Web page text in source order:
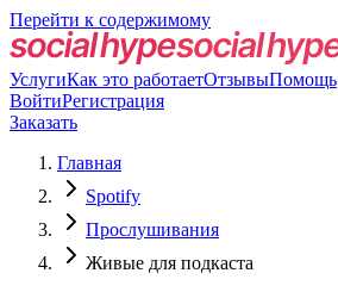
Перейти к содержимому
УслугиКак это работаетОтзывыПомощь
ВойтиРегистрация
Заказать
Главная
Spotify
Прослушивания
Живые для подкаста